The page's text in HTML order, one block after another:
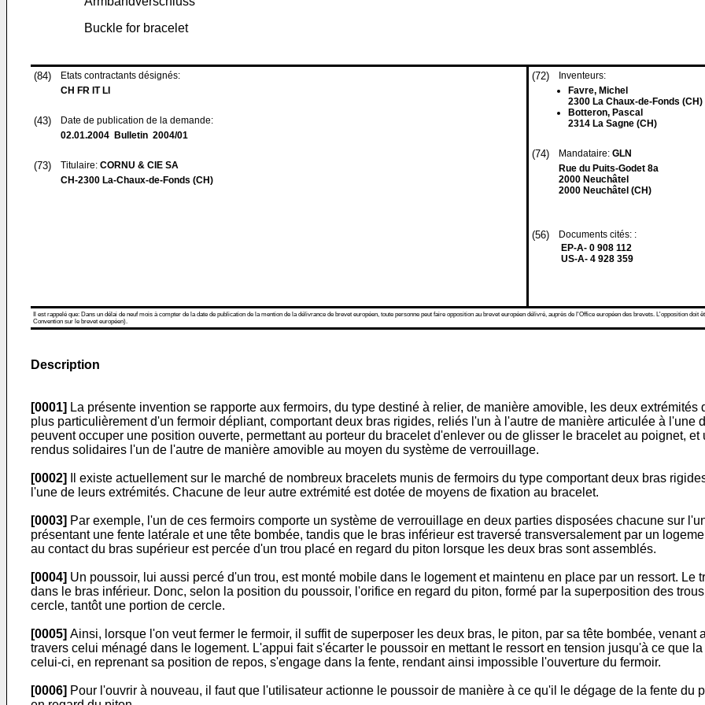
Buckle for bracelet
(84)
Etats contractants désignés:
CH FR IT LI
(43)
Date de publication de la demande:
02.01.2004 Bulletin 2004/01
(73) Titulaire: CORNU & CIE SA
CH-2300 La-Chaux-de-Fonds (CH)
(72)
Inventeurs:
Favre, Michel
2300 La Chaux-de-Fonds (CH)
Botteron, Pascal
2314 La Sagne (CH)
(74) Mandataire: GLN
Rue du Puits-Godet 8a
2000 Neuchâtel
2000 Neuchâtel (CH)
(56)
Documents cités: :
EP-A- 0 908 112
US-A- 4 928 359
Il est rappelé que: Dans un délai de neuf mois à compter de la date de publication de la mention de la délivrance de brevet européen, toute personne peut faire opposition au brevet européen délivré, auprès de l'Office européen des brevets. L'opposition
Convention sur le brevet européen).
Description
[0001] La présente invention se rapporte aux fermoirs, du type destiné à relier, de manière amovible, les deux
plus particulièrement d'un fermoir dépliant, comportant deux bras rigides, reliés l'un à l'autre de manière articulée à l'une
peuvent occuper une position ouverte, permettant au porteur du bracelet d'enlever ou de glisser le bracelet au poignet,
rendus solidaires l'un de l'autre de manière amovible au moyen du système de verrouillage.
[0002]
Il existe actuellement sur le marché de nombreux bracelets munis de fermoirs du type comportant deux bras
l'une de leurs extrémités. Chacune de leur autre extrémité est dotée de moyens de fixation au bracelet.
[0003] Par exemple, l'un de ces fermoirs comporte un système de verrouillage en deux parties disposées chacune sur
présentant une fente latérale et une tête bombée, tandis que le bras inférieur est traversé transversalement par un
au contact du bras supérieur est percée d'un trou placé en regard du piton lorsque les deux bras sont assemblés.
[0004] Un poussoir, lui aussi percé d'un trou, est monté mobile dans le logement et maintenu en place par un ressort.
dans le bras inférieur. Donc, selon la position du poussoir, l'orifice en regard du piton, formé par la superposition des
cercle, tantôt une portion de cercle.
[0005] Ainsi, lorsque l'on veut fermer le fermoir, il suffit de superposer les deux bras, le piton, par sa tête bombée,
travers celui ménagé dans le logement. L'appui fait s'écarter le poussoir en mettant le ressort en tension jusqu'à ce que
celui-ci, en reprenant sa position de repos, s'engage dans la fente, rendant ainsi impossible l'ouverture du fermoir.
[0006] Pour l'ouvrir à nouveau, il faut que l'utilisateur actionne le poussoir de manière à ce qu'il le dégage de la fente